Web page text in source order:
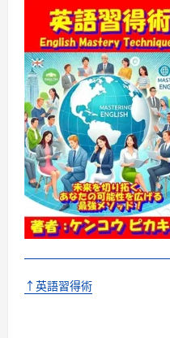
↑英語習得術